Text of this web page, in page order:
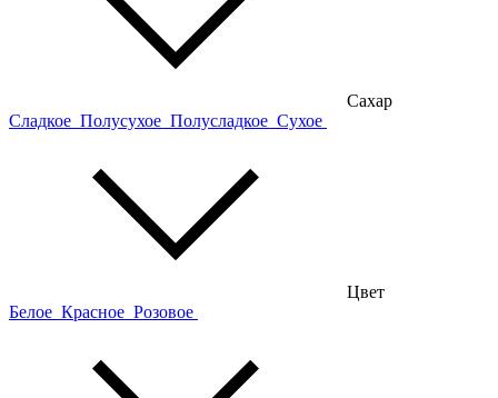
Сахар
Сладкое Полусухое Полусладкое Сухое
Цвет
Белое Красное Розовое